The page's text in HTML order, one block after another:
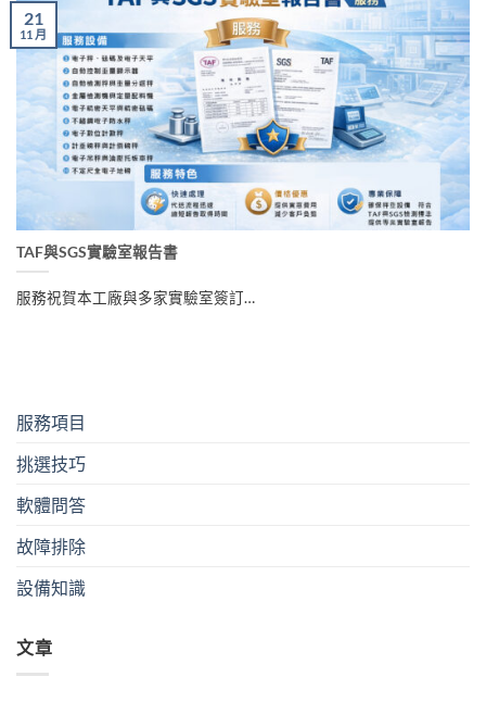
服務項目
挑選技巧
軟體問答
故障排除
設備知識
文章
TAF與SGS實驗室報告書
服務祝賀本工廠與多家實驗室簽訂…
21
11 月